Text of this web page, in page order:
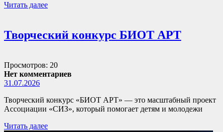
Читать далее
Творческий конкурс БИОТ АРТ
Просмотров: 20
Нет комментариев
31.07.2026
Творческий конкурс «БИОТ АРТ» — это масштабный проект
Ассоциации «СИЗ», который помогает детям и молодежи
Читать далее